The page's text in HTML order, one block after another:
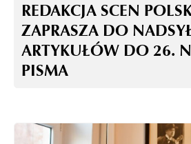
REDAKCJA SCEN
ZAPRASZA DO
ARTYKUŁÓW DO 26.
PISMA